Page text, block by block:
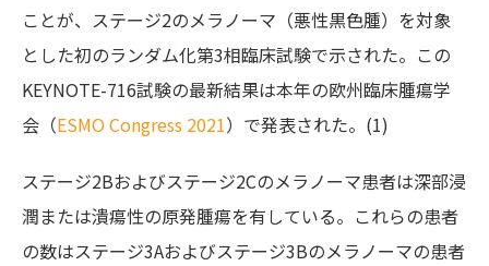
ことが、ステージ2のメラノーマ（悪性黒色腫）を対象
とした初のランダム化第3相臨床試験で示された。この
KEYNOTE-716試験の最新結果は本年の欧州臨床腫瘍学
会（ESMO Congress 2021）で発表された。(1)
ステージ2Bおよびステージ2Cのメラノーマ患者は深部浸
潤または潰瘍性の原発腫瘍を有している。これらの患者
の数はステージ3Aおよびステージ3Bのメラノーマの患者